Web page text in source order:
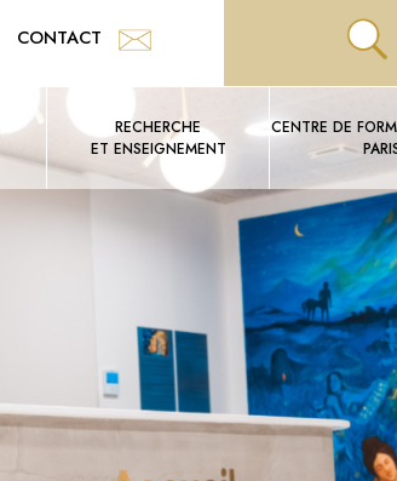
CONTACT
RECHERCHE
ET ENSEIGNEMENT
CENTRE DE